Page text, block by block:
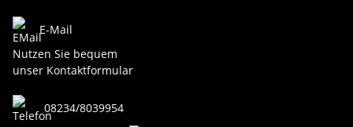
E-Mail
Nutzen Sie bequem
unser Kontaktformular
08234/8039954